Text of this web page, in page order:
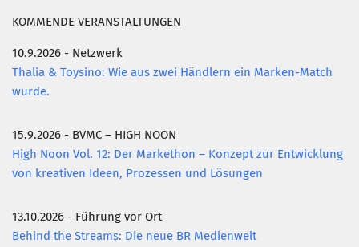
KOMMENDE VERANSTALTUNGEN
10.9.2026 - Netzwerk
Thalia & Toysino: Wie aus zwei Händlern ein Marken-Match
wurde.
15.9.2026 - BVMC – HIGH NOON
High Noon Vol. 12: Der Markethon – Konzept zur Entwicklung
von kreativen Ideen, Prozessen und Lösungen
13.10.2026 - Führung vor Ort
Behind the Streams: Die neue BR Medienwelt